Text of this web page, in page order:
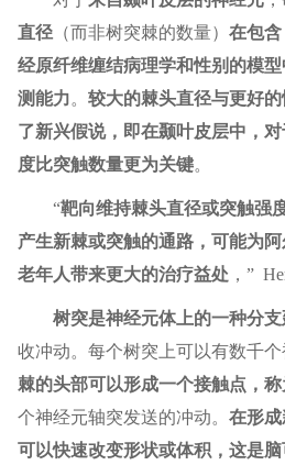
直径（而非树突棘的数量） 在包
经原纤维缠结病理学和性别的模
测能力。 较大的棘头直径与更好
了新兴假说，即在颞叶皮层中，
度比突触数量更为关键。
“靶向维持棘头直径或突触强
产生新棘或突触的通路，可能为
老年人带来更大的治疗益处 ，”
树突是神经元体上的一种分支
收冲动。每个树突上可以有数千个
棘的头部可以形成一个接触点，
个神经元轴突发送的冲动。 在形
可以快速改变形状或体积，这是